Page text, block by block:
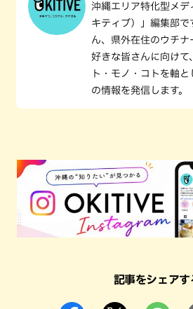
沖縄エリア特化型メ
キティブ）」編集部で
ん、県外在住のウチ
好きな皆さんに向けて
ト・モノ・コトを軸
の情報を発信します。
記事をシェアす